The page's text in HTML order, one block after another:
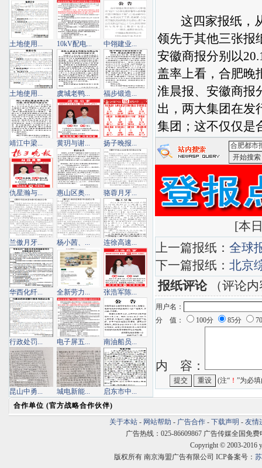
这四家报纸，从
领先于其他三张报
安徽商报分别以
盖率上看，合肥晚
淮晨报、安徽商报
出，两大集团在发
集团；这不仅仅是
[本
上一篇报纸： 全球
下一篇报纸： 北京
报纸评论（评论内
用户名：
分 值：
100分 85分
内 容：
(注“ ！ ”为必
土地使用... 10kV配电... 中翎建业...
土地使用... 虞城老鸭... 福步锻造...
靖江中梁... 黄玥与谢... 扬子晚报...
仇星瀚与... 惠山区奥... 骆蓉月牙...
兰傲月牙... 杨小茜、... 连徐高速...
华西化纤... 全新劳力... 张浩军陈...
行政处罚... 电子屏五... 南油船员...
昆山中勇... 城电新能...
启东市中...
合作单位 (官方战略合作伙伴)
关于本站 - 网站帮助 - 广告合作 - 下载声明 - 友情
广告热线：025-86609867 广告传媒全国免费
Copyright © 2003-2016
版权所有 南京海盟广告有限公司 ICP备案号：